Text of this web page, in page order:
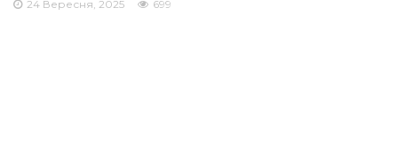
24 Вересня, 2025 699